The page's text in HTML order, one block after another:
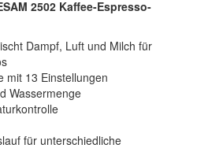
2502 Kaffee-Espresso-
Dampf, Luft und Milch für
mit 13 Einstellungen
Wassermenge
für unterschiedliche